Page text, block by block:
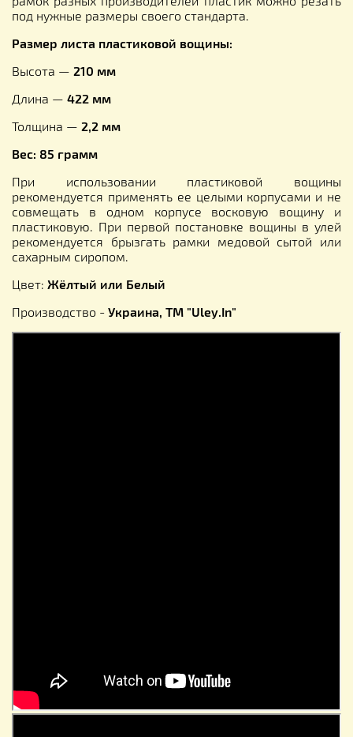
под нужные размеры своего стандарта.
Размер листа пластиковой вощины:
Высота — 210 мм
Длина — 422 мм
Толщина — 2,2 мм
Вес: 85 грамм
При использовании пластиковой вощины
рекомендуется применять ее целыми корпусами и не
совмещать в одном корпусе восковую вощину и
пластиковую. При первой постановке вощины в улей
рекомендуется брызгать рамки медовой сытой или
сахарным сиропом.
Цвет: Жёлтый или Белый
Производство - Украина, ТМ "Uley.In"